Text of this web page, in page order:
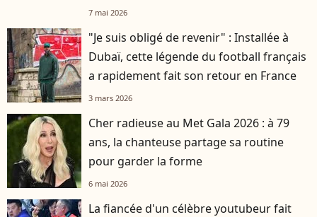
mentalement
7 mai 2026
"Je suis obligé de revenir" : Installée à
Dubaï, cette légende du football français
a rapidement fait son retour en France
3 mars 2026
Cher radieuse au Met Gala 2026 : à 79
ans, la chanteuse partage sa routine
pour garder la forme
6 mai 2026
La fiancée d'un célèbre youtubeur fait